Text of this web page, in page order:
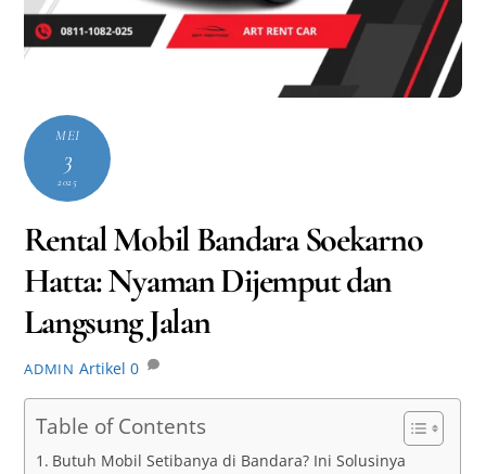
MEI
3
2025
Rental Mobil Bandara Soekarno
Hatta: Nyaman Dijemput dan
Langsung Jalan
ADMIN Artikel 0
Table of Contents
Butuh Mobil Setibanya di Bandara? Ini Solusinya